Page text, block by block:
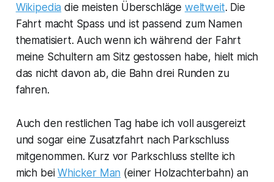
Wikipedia die meisten Überschläge weltweit. Die
Fahrt macht Spass und ist passend zum Namen
thematisiert. Auch wenn ich während der Fahrt
meine Schultern am Sitz gestossen habe, hielt mich
das nicht davon ab, die Bahn drei Runden zu
fahren.
Auch den restlichen Tag habe ich voll ausgereizt
und sogar eine Zusatzfahrt nach Parkschluss
mitgenommen. Kurz vor Parkschluss stellte ich
mich beiWhicker Man (einer Holzachterbahn) an